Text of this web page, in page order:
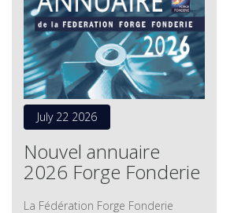
July 22 2026
Nouvel annuaire
2026 Forge Fonderie
La Fédération Forge Fonderie